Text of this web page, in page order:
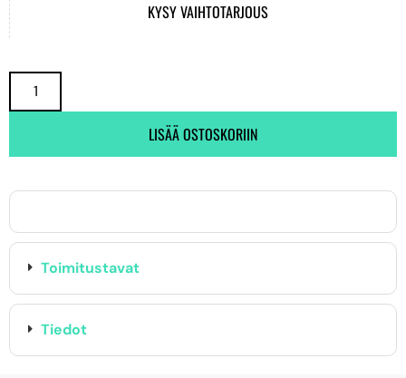
KYSY VAIHTOTARJOUS
LISÄÄ OSTOSKORIIN
Toimitustavat
Tiedot